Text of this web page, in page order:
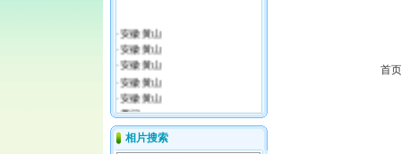
相片搜索
首